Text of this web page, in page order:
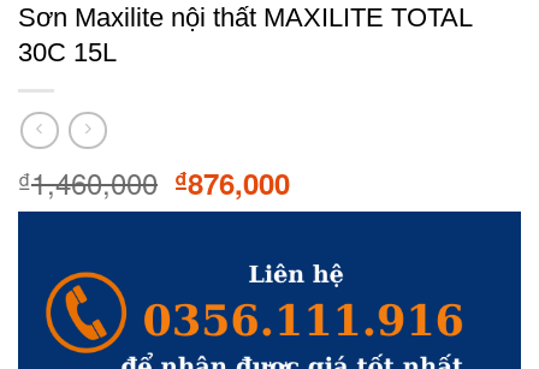
Sơn Maxilite nội thất MAXILITE TOTAL
30C 15L
₫1,460,000 Original
price
₫1,460,000.
₫876,000Current
price
₫876,000.